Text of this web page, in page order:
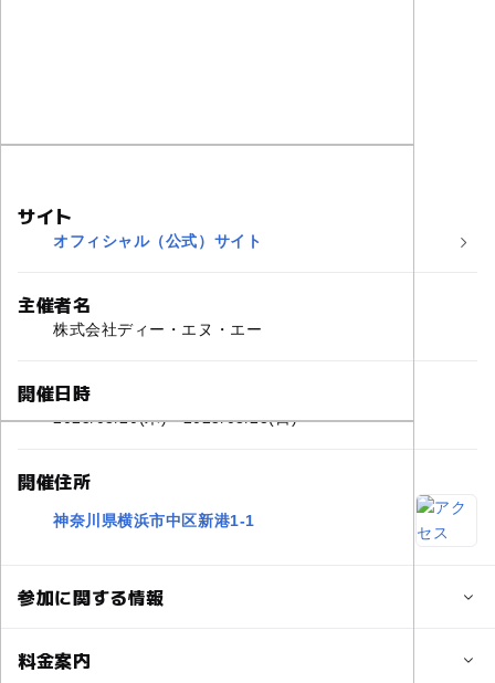
サイト
オフィシャル（公式）サイト
主催者名
株式会社ディー・エヌ・エー
開催日時
2025/03/20(木)〜2025/03/23(日)
開催住所
神奈川県横浜市中区新港1-1
参加に関する情報
対象年齢
料金案内